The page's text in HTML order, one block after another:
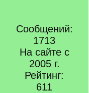
Сообщений:
1713
На сайте с
2005 г.
Рейтинг:
611